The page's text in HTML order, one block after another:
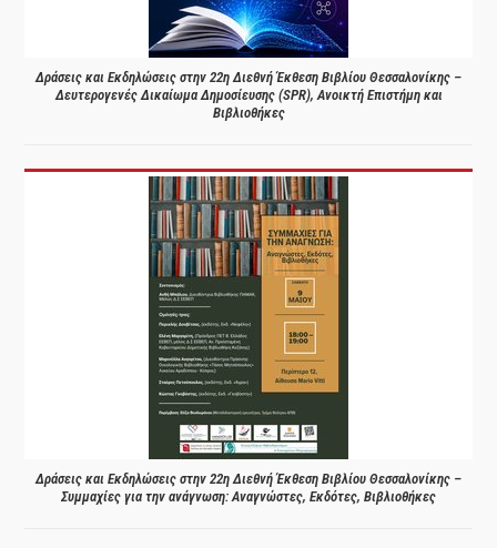
Δράσεις και Εκδηλώσεις στην 22η Διεθνή Έκθεση Βιβλίου Θεσσαλονίκης –
Δευτερογενές Δικαίωμα Δημοσίευσης (SPR), Ανοικτή Επιστήμη και
Βιβλιοθήκες
Δράσεις και Εκδηλώσεις στην 22η Διεθνή Έκθεση Βιβλίου Θεσσαλονίκης –
Συμμαχίες για την ανάγνωση: Αναγνώστες, Εκδότες, Βιβλιοθήκες